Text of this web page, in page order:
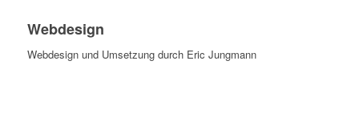
Webdesign
Webdesign und Umsetzung durch Eric Jungmann